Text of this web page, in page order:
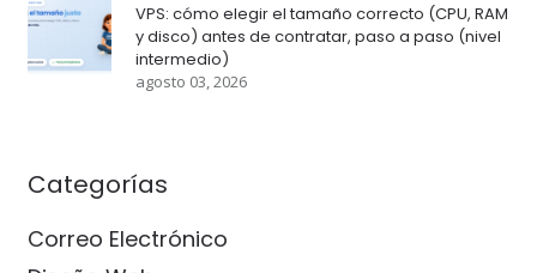
VPS: cómo elegir el tamaño correcto (CPU, RAM
y disco) antes de contratar, paso a paso (nivel
intermedio)
agosto 03, 2026
Categorías
Correo Electrónico